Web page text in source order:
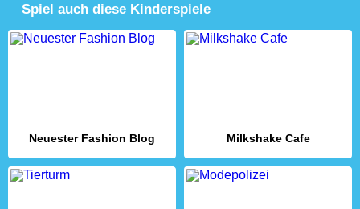
Spiel auch diese Kinderspiele
Neuester Fashion Blog Milkshake Cafe